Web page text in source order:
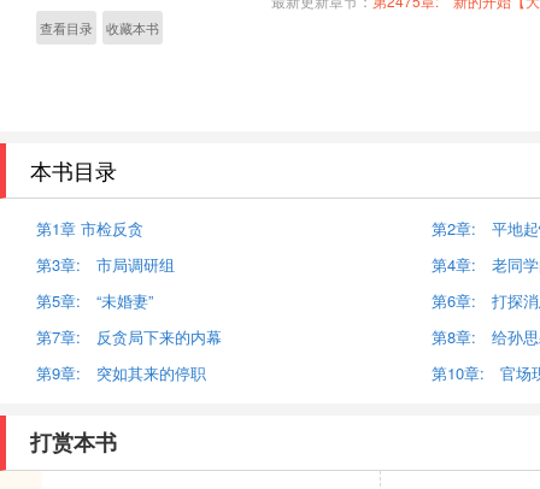
查看目录 收藏本书
本书目录
第1章 市检反贪
第2章: 平地
第3章: 市局调研组
第4章: 老同学
第5章: “未婚妻”
第6章: 打探
第7章: 反贪局下来的内幕
第8章: 给孙思
第9章: 突如其来的停职
第10章: 官场
打赏本书